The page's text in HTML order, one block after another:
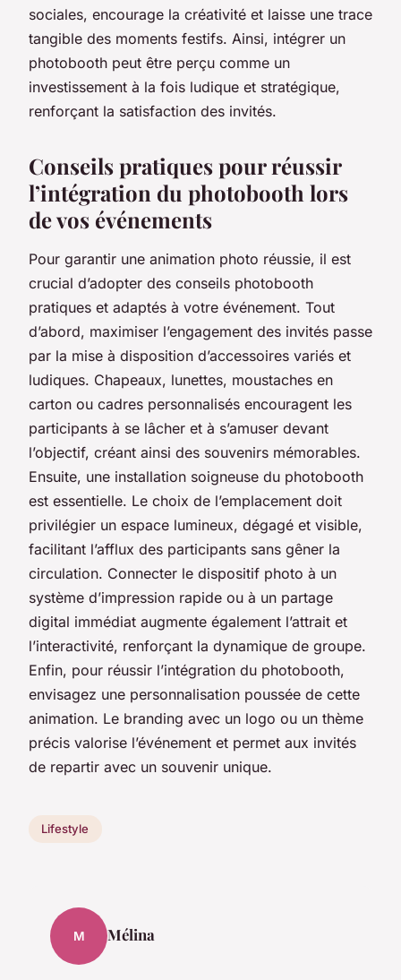
sociales, encourage la créativité et laisse une trace
tangible des moments festifs. Ainsi, intégrer un
photobooth peut être perçu comme un
investissement à la fois ludique et stratégique,
renforçant la satisfaction des invités.
Conseils pratiques pour réussir
l’intégration du photobooth lors
de vos événements
Pour garantir une animation photo réussie, il est
crucial d’adopter des conseils photobooth
pratiques et adaptés à votre événement. Tout
d’abord, maximiser l’engagement des invités passe
par la mise à disposition d’accessoires variés et
ludiques. Chapeaux, lunettes, moustaches en
carton ou cadres personnalisés encouragent les
participants à se lâcher et à s’amuser devant
l’objectif, créant ainsi des souvenirs mémorables.
Ensuite, une installation soigneuse du photobooth
est essentielle. Le choix de l’emplacement doit
privilégier un espace lumineux, dégagé et visible,
facilitant l’afflux des participants sans gêner la
circulation. Connecter le dispositif photo à un
système d’impression rapide ou à un partage
digital immédiat augmente également l’attrait et
l’interactivité, renforçant la dynamique de groupe.
Enfin, pour réussir l’intégration du photobooth,
envisagez une personnalisation poussée de cette
animation. Le branding avec un logo ou un thème
précis valorise l’événement et permet aux invités
de repartir avec un souvenir unique.
Lifestyle
M Mélina